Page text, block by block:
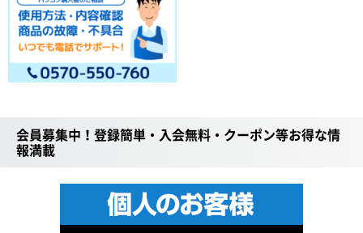
会員募集中！登録簡単・入会無料・クーポン等お得な情
報満載